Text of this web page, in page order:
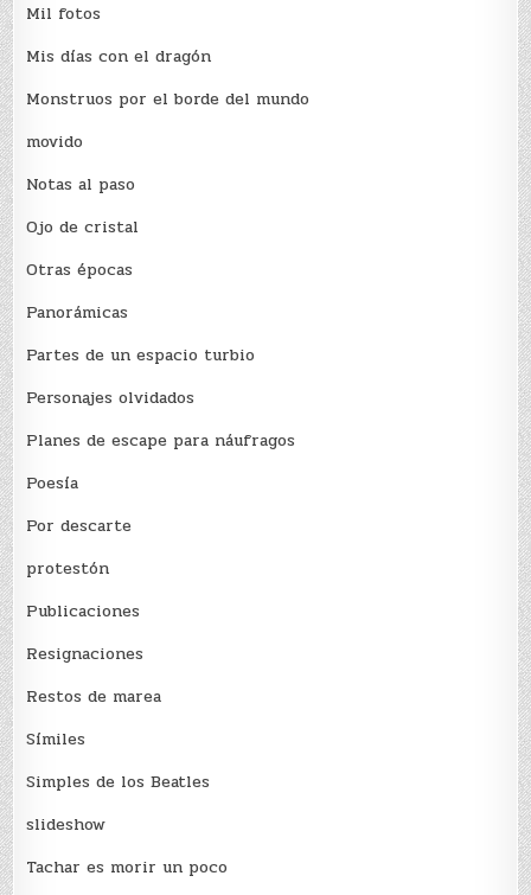
Mil fotos
Mis días con el dragón
Monstruos por el borde del mundo
movido
Notas al paso
Ojo de cristal
Otras épocas
Panorámicas
Partes de un espacio turbio
Personajes olvidados
Planes de escape para náufragos
Poesía
Por descarte
protestón
Publicaciones
Resignaciones
Restos de marea
Sí­miles
Simples de los Beatles
slideshow
Tachar es morir un poco